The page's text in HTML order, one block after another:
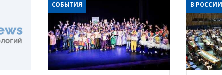
СОБЫТИЯ В РОССИИ